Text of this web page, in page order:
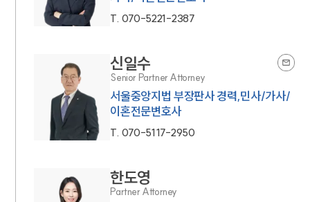
T. 070-5221-2387
신일수
Senior Partner Attorney
서울중앙지법 부장판사 경력,민사/가사/
이혼전문변호사
T. 070-5117-2950
한도영
Partner Attorney